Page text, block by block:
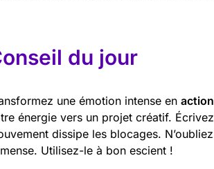
du jour
une émotion intense en
énergie vers un projet créatif.
dissipe les blocages.
Utilisez-le à bon escient !